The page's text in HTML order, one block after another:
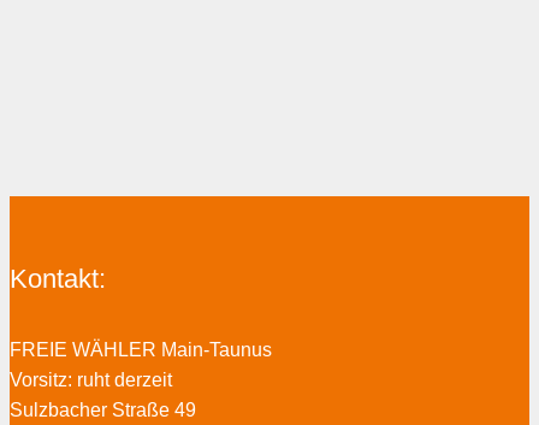
Kontakt:
FREIE WÄHLER Main-Taunus
Vorsitz: ruht derzeit
Sulzbacher Straße 49